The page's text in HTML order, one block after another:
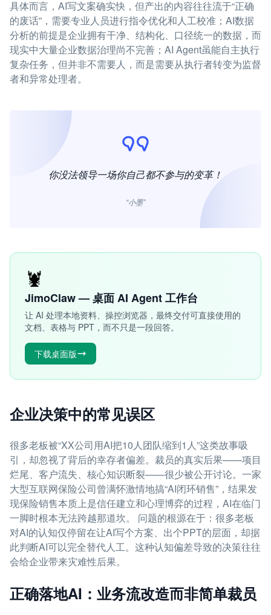
具体而言，AI写文案确实快，但产出的内容往往流于“正确
的废话”，需要专业人员进行指令优化和人工校准；AI数据
分析的前提是企业拥有干净、结构化、口径统一的数据，而
现实中大量企业数据治理尚不完善；AI Agent虽能自主执行
复杂任务，但并非不需要人，而是需要从执行者转变为监督
者和异常处理者。
你没法领导一场你自己都不参与的变革！
“小墨”
🦞
JimoClaw — 桌面 AI Agent 工作台
让 AI 处理本地资料、操控浏览器，最终交付可直接使用的
文档、表格与 PPT，而不只是一段回答。
下载桌面版
企业决策中的常见误区
很多老板被“XX公司用AI把10人团队缩到1人”这类故事吸
引，却忽视了背后的幸存者偏差。裁员的真实后果——项目
烂尾、客户流失、核心知识断裂——很少被公开讨论。一家
大型互联网保险公司曾满怀激情地搞“AI闭环销售”，结果发
现保险销售本质上是信任建立和心理博弈的过程，AI在临门
一脚时根本无法跨越那道坎。 问题的根源在于：很多老板
对AI的认知仅停留在让AI写个方案、出个PPT的层面，却据
此判断AI可以完全替代人工。这种认知偏差导致的决策往往
会给企业带来灾难性后果。
正确落地AI：业务流改造而非简单裁员